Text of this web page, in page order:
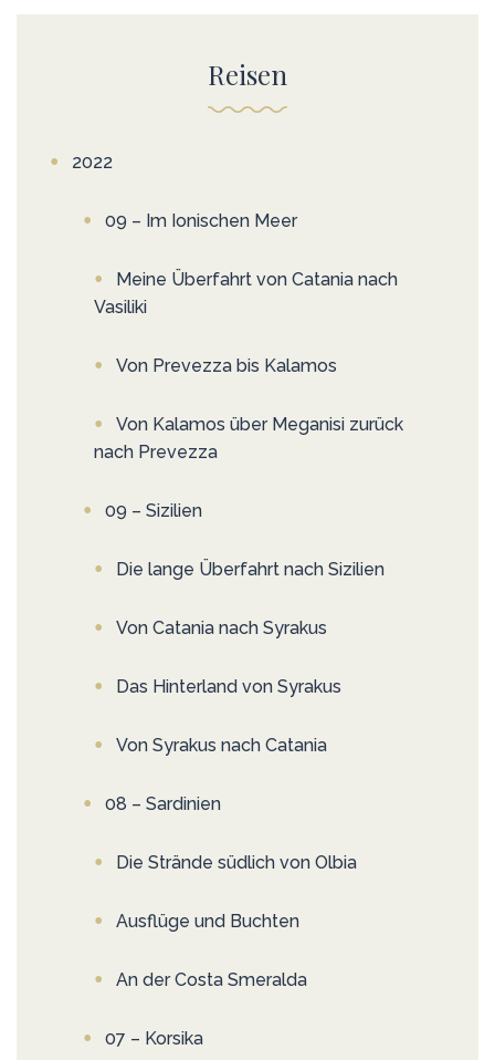
Reisen
2022
09 – Im Ionischen Meer
Meine Überfahrt von Catania nach
Vasiliki
Von Prevezza bis Kalamos
Von Kalamos über Meganisi zurück
nach Prevezza
09 – Sizilien
Die lange Überfahrt nach Sizilien
Von Catania nach Syrakus
Das Hinterland von Syrakus
Von Syrakus nach Catania
08 – Sardinien
Die Strände südlich von Olbia
Ausflüge und Buchten
An der Costa Smeralda
07 – Korsika